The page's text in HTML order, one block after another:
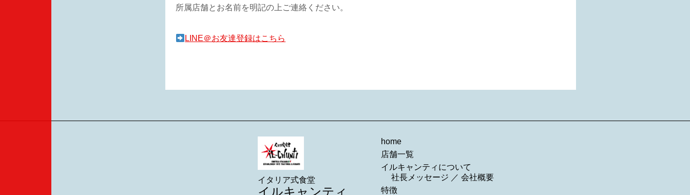
所属店舗とお名前を明記の上ご連絡ください。
LINE＠お友達登録はこちら
イタリア式食堂
イルキャンティ
home
店舗一覧
イルキャンティについて
社長メッセージ ／ 会社概要
特徴